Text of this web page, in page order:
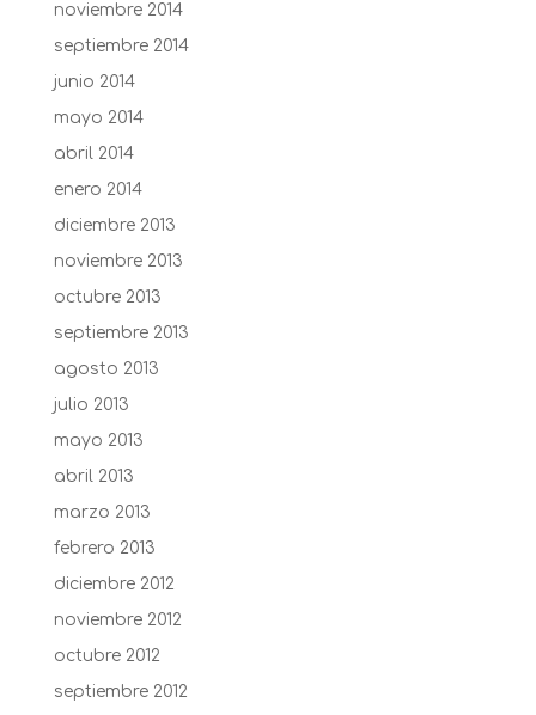
noviembre 2014
septiembre 2014
junio 2014
mayo 2014
abril 2014
enero 2014
diciembre 2013
noviembre 2013
octubre 2013
septiembre 2013
agosto 2013
julio 2013
mayo 2013
abril 2013
marzo 2013
febrero 2013
diciembre 2012
noviembre 2012
octubre 2012
septiembre 2012